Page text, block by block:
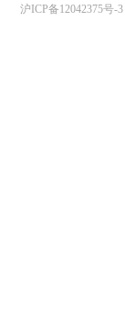
沪ICP备12042375号-3